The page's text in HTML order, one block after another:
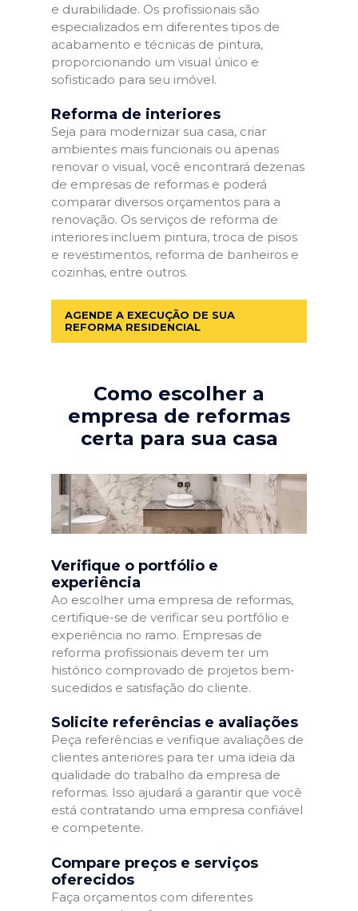
e durabilidade. Os profissionais são
especializados em diferentes tipos de
acabamento e técnicas de pintura,
proporcionando um visual único e
sofisticado para seu imóvel.
Reforma de interiores
Seja para modernizar sua casa, criar
ambientes mais funcionais ou apenas
renovar o visual, você encontrará dezenas
de empresas de reformas e poderá
comparar diversos orçamentos para a
renovação. Os serviços de reforma de
interiores incluem pintura, troca de pisos
e revestimentos, reforma de banheiros e
cozinhas, entre outros.
AGENDE A EXECUÇÃO DE SUA
REFORMA RESIDENCIAL
Como escolher a
empresa de reformas
certa para sua casa
Verifique o portfólio e
experiência
Ao escolher uma empresa de reformas,
certifique-se de verificar seu portfólio e
experiência no ramo. Empresas de
reforma profissionais devem ter um
histórico comprovado de projetos bem-
sucedidos e satisfação do cliente.
Solicite referências e avaliações
Peça referências e verifique avaliações de
clientes anteriores para ter uma ideia da
qualidade do trabalho da empresa de
reformas. Isso ajudará a garantir que você
está contratando uma empresa confiável
e competente.
Compare preços e serviços
oferecidos
Faça orçamentos com diferentes